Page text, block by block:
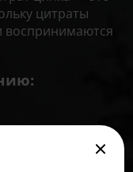
цитраты
воспринимаются
возрастных